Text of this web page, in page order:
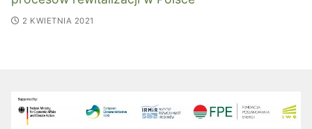
2 KWIETNIA 2021